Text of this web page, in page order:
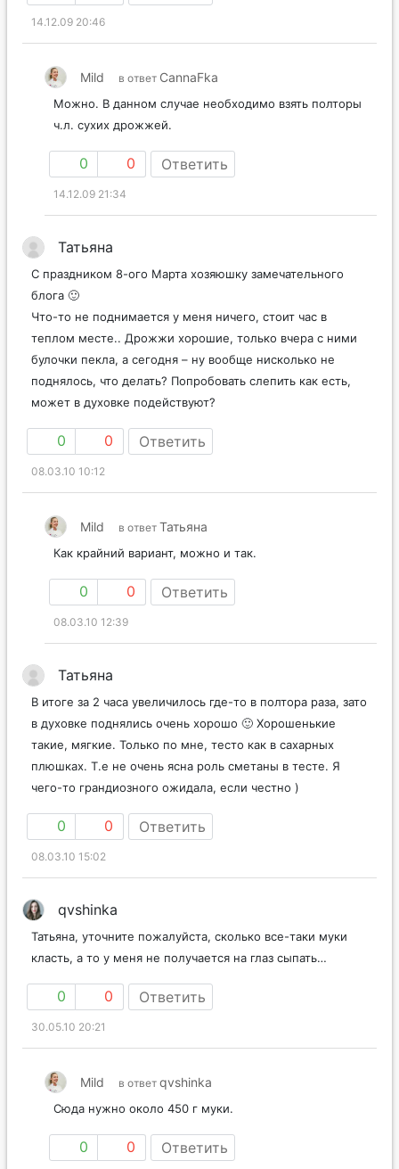
14.12.09 20:46
Mild в ответ CannaFka
Можно. В данном случае необходимо взять полторы
ч.л. сухих дрожжей.
0 0 Ответить
14.12.09 21:34
Татьяна
С праздником 8-ого Марта хозяюшку замечательного
блога 🙂
Что-то не поднимается у меня ничего, стоит час в
теплом месте.. Дрожжи хорошие, только вчера с ними
булочки пекла, а сегодня – ну вообще нисколько не
поднялось, что делать? Попробовать слепить как есть,
может в духовке подействуют?
0 0 Ответить
08.03.10 10:12
Mild в ответ Татьяна
Как крайний вариант, можно и так.
0 0 Ответить
08.03.10 12:39
Татьяна
В итоге за 2 часа увеличилось где-то в полтора раза, зато
в духовке поднялись очень хорошо 🙂 Хорошенькие
такие, мягкие. Только по мне, тесто как в сахарных
плюшках. Т.е не очень ясна роль сметаны в тесте. Я
чего-то грандиозного ожидала, если честно )
0 0 Ответить
08.03.10 15:02
qvshinka
Татьяна, уточните пожалуйста, сколько все-таки муки
класть, а то у меня не получается на глаз сыпать…
0 0 Ответить
30.05.10 20:21
Mild в ответ qvshinka
Сюда нужно около 450 г муки.
0 0 Ответить